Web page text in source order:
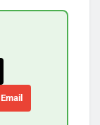
Email